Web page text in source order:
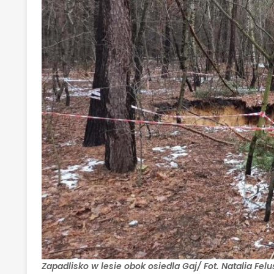
Zapadlisko w lesie obok osiedla Gaj/ Fot. Natalia